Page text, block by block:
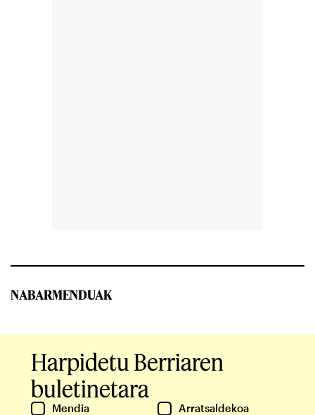
NABARMENDUAK
Harpidetu Berriaren
buletinetara
Mendia
Arratsaldekoa